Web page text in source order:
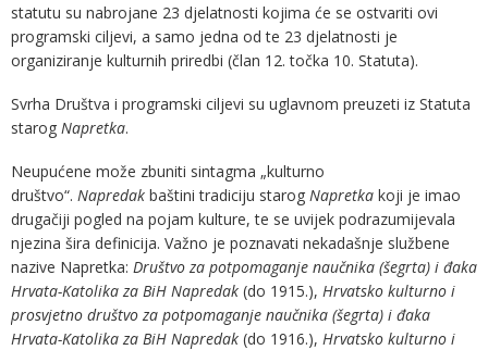
statutu su nabrojane 23 djelatnosti kojima će se ostvariti ovi
programski ciljevi, a samo jedna od te 23 djelatnosti je
organiziranje kulturnih priredbi (član 12. točka 10. Statuta).
Svrha Društva i programski ciljevi su uglavnom preuzeti iz Statuta
starog Napretka.
Neupućene može zbuniti sintagma „kulturno
društvo“. Napredak baštini tradiciju starog Napretka koji je imao
drugačiji pogled na pojam kulture, te se uvijek podrazumijevala
njezina šira definicija. Važno je poznavati nekadašnje službene
nazive Napretka: Društvo za potpomaganje naučnika (šegrta) i đaka
Hrvata-Katolika za BiH Napredak (do 1915.), Hrvatsko kulturno i
prosvjetno društvo za potpomaganje naučnika (šegrta) i đaka
Hrvata-Katolika za BiH Napredak (do 1916.), Hrvatsko kulturno i